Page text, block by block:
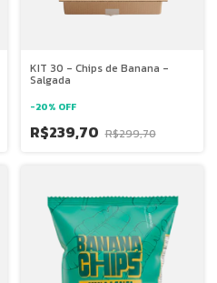
KIT 30 - Chips de Banana -
Salgada
-20% OFF
R$239,70 R$299,70